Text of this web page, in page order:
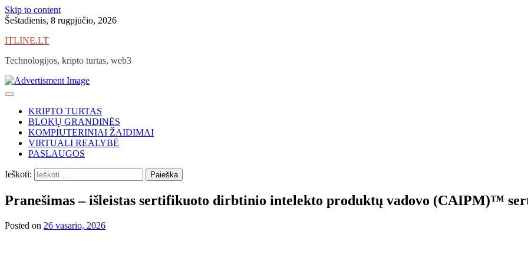
Skip to content
Šeštadienis, 8 rugpjūčio, 2026
ITLINE.LT
Technologijos, kripto turtas, web3
KRIPTO TURTAS
BLOKŲ GRANDINĖS
KOMPIUTERINIAI ŽAIDIMAI
VIRTUALI REALYBĖ
PASLAUGOS
Ieškoti:
Pranešimas – išleistas sertifikuoto dirbtinio intelekto produktų vadovo (CAIPM)™
Posted on 26 vasario, 2026